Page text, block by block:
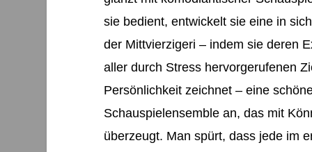
sie bedient, entwickelt sie eine in
der Mittvierzigeri – indem sie deren
aller durch Stress hervorgerufenen
Persönlichkeit zeichnet – eine
Schauspielensemble an, das mit
überzeugt. Man spürt, dass jede im